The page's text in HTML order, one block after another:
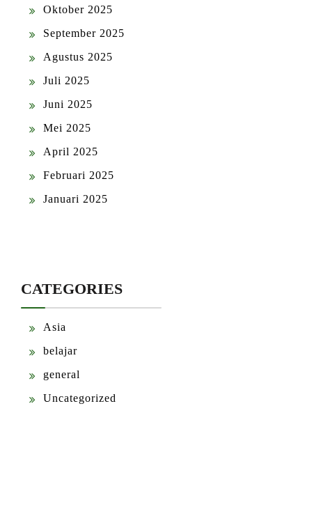
Oktober 2025
September 2025
Agustus 2025
Juli 2025
Juni 2025
Mei 2025
April 2025
Februari 2025
Januari 2025
CATEGORIES
Asia
belajar
general
Uncategorized